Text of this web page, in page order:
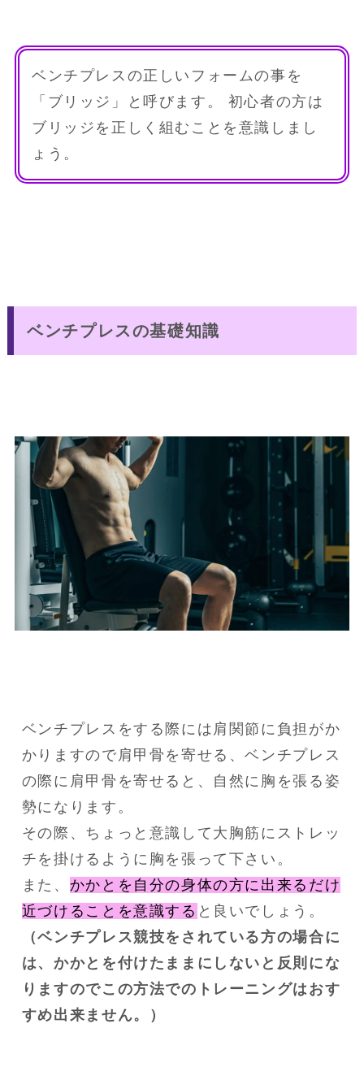
ベンチプレスの正しいフォームの事を
「ブリッジ」と呼びます。 初心者の方は
ブリッジを正しく組むことを意識しまし
ょう。
ベンチプレスの基礎知識
ベンチプレスをする際には肩関節に負担がか
かりますので肩甲骨を寄せる、ベンチプレス
の際に肩甲骨を寄せると、自然に胸を張る姿
勢になります。
その際、ちょっと意識して大胸筋にストレッ
チを掛けるように胸を張って下さい。
また、 かかとを自分の身体の方に出来るだけ
近づけることを意識する
（ベンチプレス競技をされている方の場合に
は、かかとを付けたままにしないと反則にな
りますのでこの方法でのトレーニングはおす
すめ出来ません。）